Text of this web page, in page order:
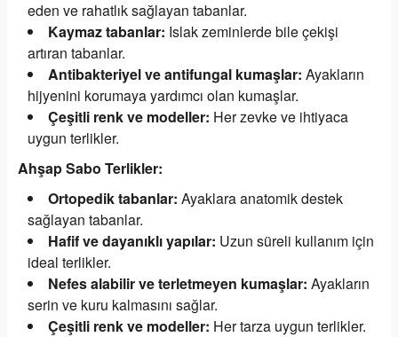
eden ve rahatlık sağlayan tabanlar.
Kaymaz tabanlar: Islak zeminlerde bile çekişi
artıran tabanlar.
Antibakteriyel ve antifungal kumaşlar: Ayakların
hijyenini korumaya yardımcı olan kumaşlar.
Çeşitli renk ve modeller: Her zevke ve ihtiyaca
uygun terlikler.
Ahşap Sabo Terlikler:
Ortopedik tabanlar: Ayaklara anatomik destek
sağlayan tabanlar.
Hafif ve dayanıklı yapılar: Uzun süreli kullanım için
ideal terlikler.
Nefes alabilir ve terletmeyen kumaşlar: Ayakların
serin ve kuru kalmasını sağlar.
Çeşitli renk ve modeller: Her tarza uygun terlikler.